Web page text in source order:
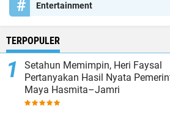
Entertainment
TERPOPULER
Setahun Memimpin, Heri Faysal
Pertanyakan Hasil Nyata
Maya Hasmita–Jamri